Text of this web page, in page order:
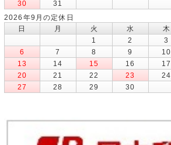
30
31
2026年9月の定休日
日
月 火 水 木
1
2 3
6
7 8 9 10
13
14 15 16 17
20
21 22 23 24
27
28 29
30